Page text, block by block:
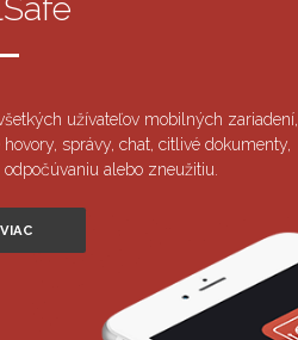
užívateľov mobilných zariadení,
správy, chat, citlivé dokumenty,
alebo zneužitiu.